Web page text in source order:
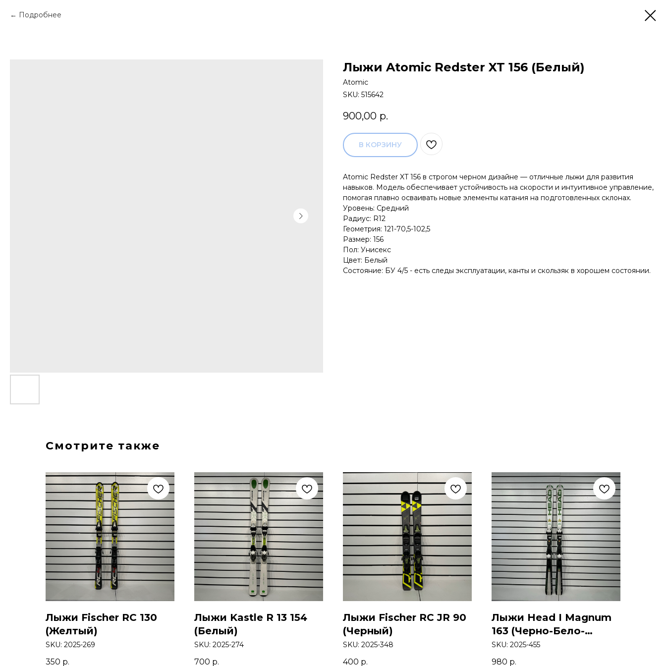
Подробнее
Лыжи Atomic Redster XT 156 (Белый)
Atomic
SKU: 515642
900,00 р.
В КОРЗИНУ
Atomic Redster XT 156 в строгом черном дизайне — отличные лыжи для развития
навыков. Модель обеспечивает устойчивость на скорости и интуитивное управление,
помогая плавно осваивать новые элементы катания на подготовленных склонах.
Уровень: Средний
Радиус: R12
Геометрия: 121-70,5-102,5
Размер: 156
Пол: Унисекс
Цвет: Белый
Состояние: БУ 4/5 - есть следы эксплуатации, канты и скользяк в хорошем состоянии.
Смотрите также
Лыжи Fischer RC 130
(Желтый)
SKU: 2025-269
350 р.
Лыжи Kastle R 13 154
(Белый)
SKU: 2025-274
700 р.
Лыжи Fischer RC JR 90
(Черный)
SKU: 2025-348
400 р.
Лыжи Head I Magnum
163 (Черно-Бело-
Зеленый)
SKU: 2025-455
980 р.